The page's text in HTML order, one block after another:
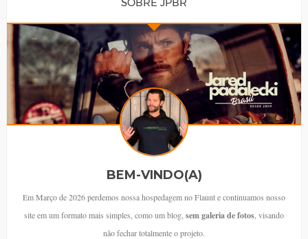
BEM-VINDO(A)
Em Março de 2026 perdemos nossa hospedagem no Flaunt e continuamos nosso
site em um formato mais simples, como um blog, sem galeria de fotos , visando
não fechar totalmente o projeto.